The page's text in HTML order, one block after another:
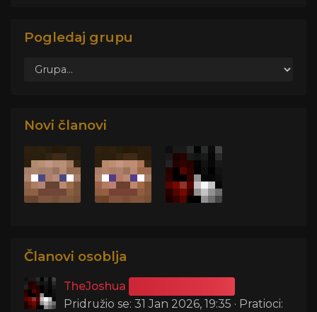
Pogledaj grupu
Novi članovi
Članovi osoblja
TheJoshua
Pridružio se: 31 Jan 2026, 19:35 · Pratioci: